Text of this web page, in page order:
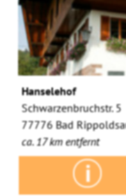
Hanselehof
Schwarzenbruchstr. 5
77776 Bad
ca. 17 km entfernt